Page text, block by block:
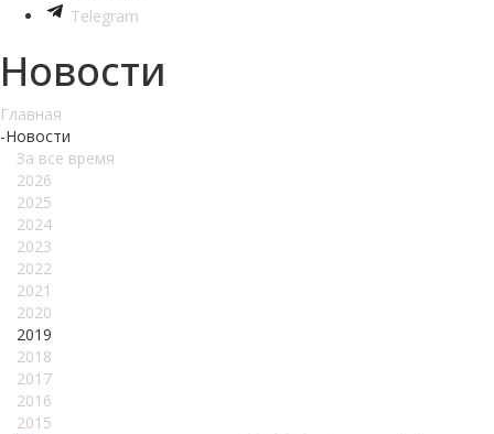
Telegram
Новости
Главная
-Новости
За все время
2026
2025
2024
2023
2022
2021
2020
2019
2018
2017
2016
2015